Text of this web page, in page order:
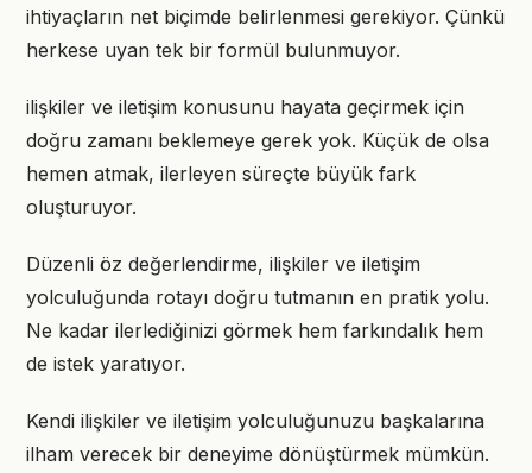
ihtiyaçların net biçimde belirlenmesi gerekiyor. Çünkü
herkese uyan tek bir formül bulunmuyor.
ilişkiler ve iletişim konusunu hayata geçirmek için
doğru zamanı beklemeye gerek yok. Küçük de olsa
hemen atmak, ilerleyen süreçte büyük fark
oluşturuyor.
Düzenli öz değerlendirme, ilişkiler ve iletişim
yolculuğunda rotayı doğru tutmanın en pratik yolu.
Ne kadar ilerlediğinizi görmek hem farkındalık hem
de istek yaratıyor.
Kendi ilişkiler ve iletişim yolculuğunuzu başkalarına
ilham verecek bir deneyime dönüştürmek mümkün.